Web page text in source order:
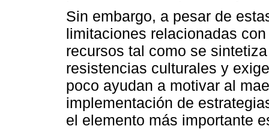
Sin embargo, a pesar de
limitaciones relacionadas
recursos tal como se
resistencias culturales y
poco ayudan a motivar al
implementación de
el elemento más importante